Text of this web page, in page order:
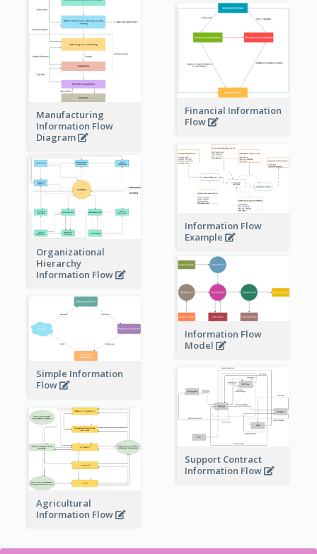
Manufacturing
Information Flow
Diagram
Financial Information
Flow
Information Flow
Example
Organizational
Hierarchy
Information Flow
Information Flow
Model
Simple Information
Flow
Support Contract
Information Flow
Agricultural
Information Flow